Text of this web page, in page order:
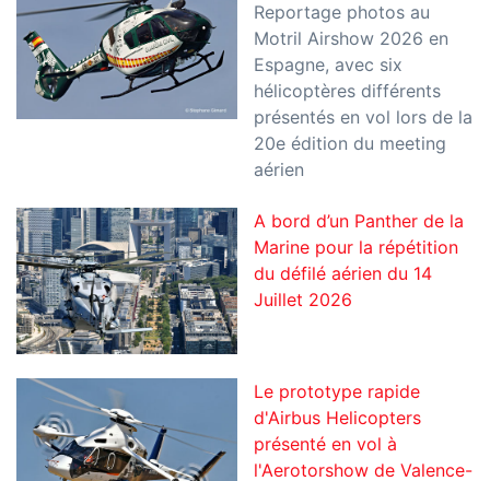
Reportage photos au
Motril Airshow 2026 en
Espagne, avec six
hélicoptères différents
présentés en vol lors de la
20e édition du meeting
aérien
A bord d’un Panther de la
Marine pour la répétition
du défilé aérien du 14
Juillet 2026
Le prototype rapide
d'Airbus Helicopters
présenté en vol à
l'Aerotorshow de Valence-